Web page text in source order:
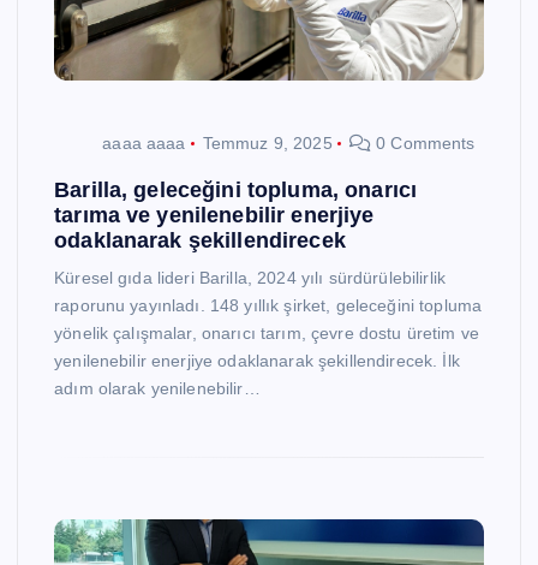
aaaa aaaa Temmuz 9, 2025 0 Comments
Barilla, geleceğini topluma, onarıcı
tarıma ve yenilenebilir enerjiye
odaklanarak şekillendirecek
Küresel gıda lideri Barilla, 2024 yılı sürdürülebilirlik
raporunu yayınladı. 148 yıllık şirket, geleceğini topluma
yönelik çalışmalar, onarıcı tarım, çevre dostu üretim ve
yenilenebilir enerjiye odaklanarak şekillendirecek. İlk
adım olarak yenilenebilir…